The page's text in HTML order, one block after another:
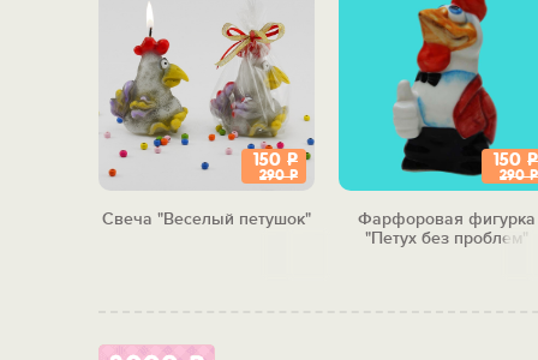
150 Р
290Р
Свеча "Веселый петушок"
150 Р
290Р
Фарфоровая фигурка
"Петух без проблем"